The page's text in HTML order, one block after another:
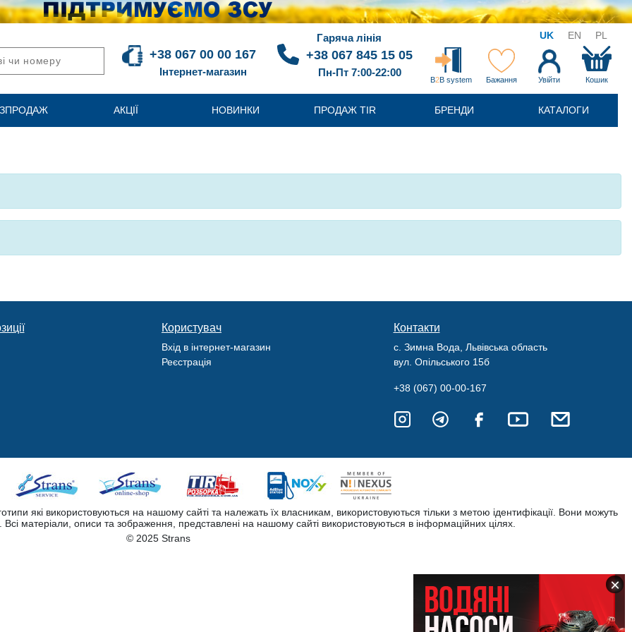
UK EN PL
+38 067 00 00 167
Інтернет-магазин
Гаряча лінія
+38 067 845 15 05
Пн-Пт 7:00-22:00
B2B system Бажання Увійти Кошик
АКЦІЇ НОВИНКИ ПРОДАЖ TIR БРЕНДИ КАТАЛОГИ
Користувач
Вхід в інтернет-магазин
Реєстрація
Контакти
с. Зимна Вода, Львівська область
вул. Опільського 15б
+38 (067) 00-00-167
які використовуються на нашому сайті та належать їх власникам, використовуються тільки з метою ідентифікації. Вони можуть
матеріали, описи та зображення, представлені на нашому сайті використовуються в інформаційних цілях.
© 2025 Strans
×